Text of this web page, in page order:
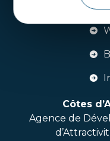
Côtes
Agence de